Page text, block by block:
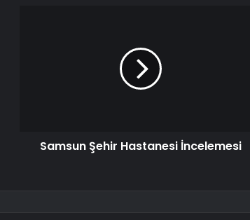
Samsun Şehir Hastanesi İncelemesi